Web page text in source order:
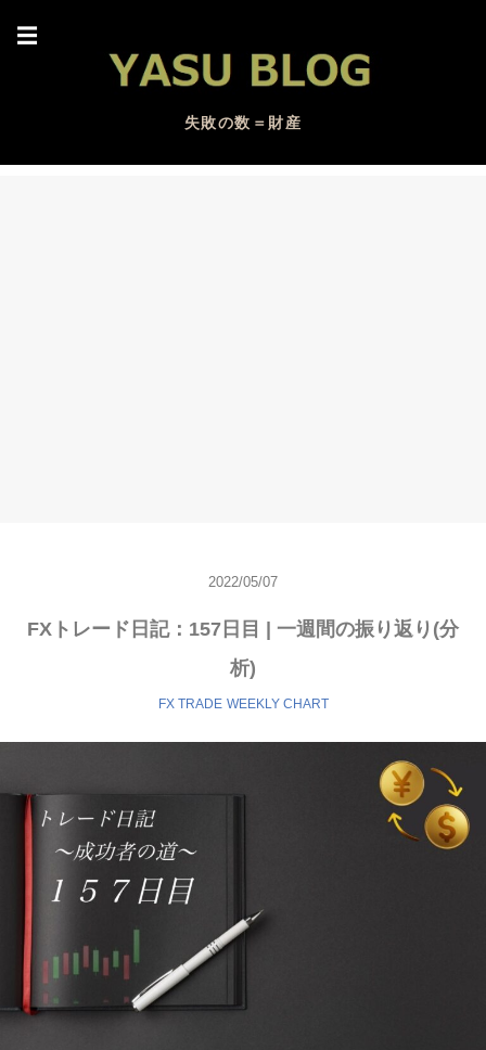
☰
失敗の数＝財産
2022/05/07
FXトレード日記：157日目 | 一週間の振り返り(分
析)
FX TRADE WEEKLY CHART